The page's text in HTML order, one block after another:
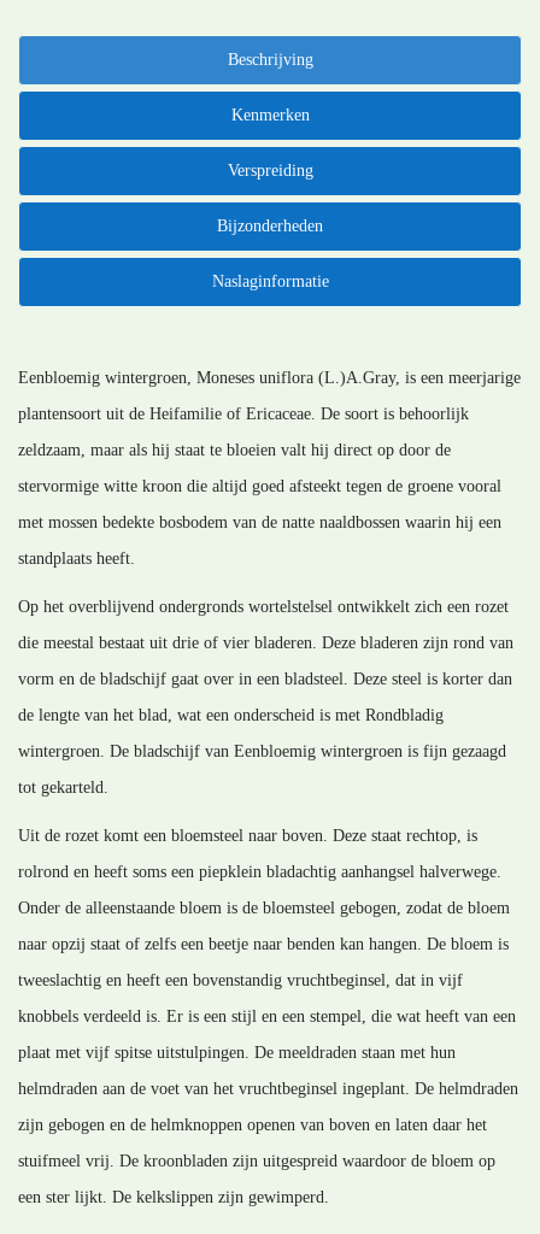
Beschrijving
Kenmerken
Verspreiding
Bijzonderheden
Naslaginformatie
Eenbloemig wintergroen, Moneses uniflora (L.)A.Gray, is een meerjarige
plantensoort uit de Heifamilie of Ericaceae. De soort is behoorlijk
zeldzaam, maar als hij staat te bloeien valt hij direct op door de
stervormige witte kroon die altijd goed afsteekt tegen de groene vooral
met mossen bedekte bosbodem van de natte naaldbossen waarin hij een
standplaats heeft.
Op het overblijvend ondergronds wortelstelsel ontwikkelt zich een rozet
die meestal bestaat uit drie of vier bladeren. Deze bladeren zijn rond van
vorm en de bladschijf gaat over in een bladsteel. Deze steel is korter dan
de lengte van het blad, wat een onderscheid is met Rondbladig
wintergroen. De bladschijf van Eenbloemig wintergroen is fijn gezaagd
tot gekarteld.
Uit de rozet komt een bloemsteel naar boven. Deze staat rechtop, is
rolrond en heeft soms een piepklein bladachtig aanhangsel halverwege.
Onder de alleenstaande bloem is de bloemsteel gebogen, zodat de bloem
naar opzij staat of zelfs een beetje naar benden kan hangen. De bloem is
tweeslachtig en heeft een bovenstandig vruchtbeginsel, dat in vijf
knobbels verdeeld is. Er is een stijl en een stempel, die wat heeft van een
plaat met vijf spitse uitstulpingen. De meeldraden staan met hun
helmdraden aan de voet van het vruchtbeginsel ingeplant. De helmdraden
zijn gebogen en de helmknoppen openen van boven en laten daar het
stuifmeel vrij. De kroonbladen zijn uitgespreid waardoor de bloem op
een ster lijkt. De kelkslippen zijn gewimperd.